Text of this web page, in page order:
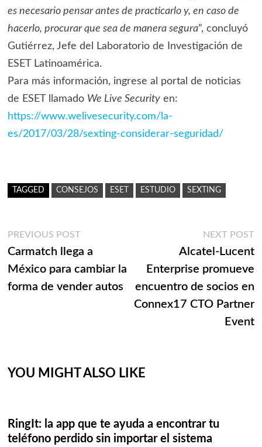
es necesario pensar antes de practicarlo y, en caso de
hacerlo, procurar que sea de manera segura”, concluyó
Gutiérrez, Jefe del Laboratorio de Investigación de
ESET Latinoamérica.
Para más información, ingrese al portal de noticias
de ESET llamado We Live Securityen:
https://www.welivesecurity.com/la-
es/2017/03/28/sexting-considerar-seguridad/
TAGGED CONSEJOS ESET ESTUDIO SEXTING
Navegación
de
entradas
PREVIOUS POSTPrevious
post:
Carmatch llega a
México para cambiar la
forma de vender autos
NEXT POST
Alcatel-Lucent
Enterprise promueve
encuentro de socios en
Connex17 CTO Partner
Event
YOU MIGHT ALSO LIKE
RingIt: la app que te ayuda a encontrar tu
teléfono perdido sin importar el sistema